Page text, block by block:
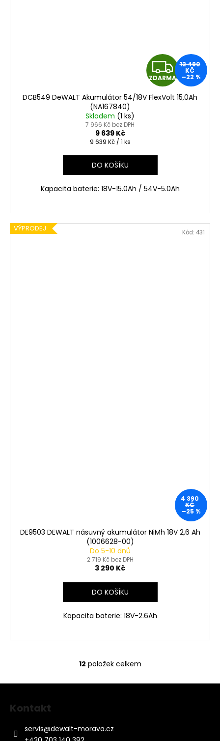
Z
D
A
ZDARMA
12 490
KČ
–22 %
DCB549 DeWALT Akumulátor 54/18V FlexVolt 15,0Ah
(NA167840)
Skladem (1 ks)
7 966 Kč bez DPH
9 639 Kč
Měrná
9 639 Kč / 1 ks
DO KOŠÍKU
Kapacita baterie: 18V-15.0Ah / 54V-5.0Ah
VÝPRODEJ
4 390
KČ
–25 %
DE9503 DEWALT násuvný akumulátor NiMh 18V 2,6 Ah
(1006628-00)
Do 5-10 dnů
2 719 Kč bez DPH
3 290 Kč
DO KOŠÍKU
Kapacita baterie: 18V-2.6Ah
Kód: 431
O
v
c
12 položek celkem
Z
Kontakt
servis@dewalt-morava.cz